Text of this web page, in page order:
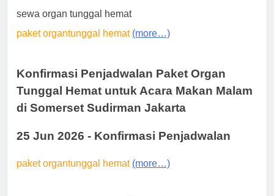
sewa organ tunggal hemat
paket organtunggal hemat (more…)
Konfirmasi Penjadwalan Paket Organ
Tunggal Hemat untuk Acara Makan Malam
di Somerset Sudirman Jakarta
25 Jun 2026 - Konfirmasi Penjadwalan
paket organtunggal hemat (more…)